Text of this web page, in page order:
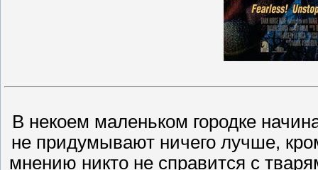
В некоем маленьком городке
не придумывают ничего лучше,
мнению никто не справится с